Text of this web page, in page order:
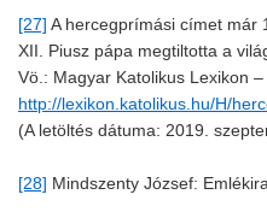
[27] A hercegprímási címet már
XII. Piusz pápa megtiltotta a
Vö.: Magyar Katolikus Lexikon
http://lexikon.katolikus.hu/H/
(A letöltés dátuma: 2019.
[28] Mindszenty József: